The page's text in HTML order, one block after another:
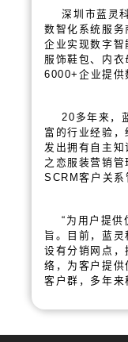
深圳市蓝灵科
数智化系统服
企业实现数字智
服饰鞋包、内
6000+企业提供
20多年来，蓝
富的行业经验
发出拥有自主
之恋服装营销管
SCRM客户关系
“为用户提供
旨。目前，蓝
设有分销网点，
络，为客户提供
客户群，多年来